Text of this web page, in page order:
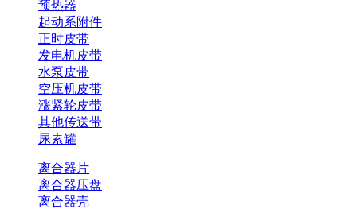
预热器
起动系附件
正时皮带
发电机皮带
水泵皮带
空压机皮带
涨紧轮皮带
其他传送带
尿素罐
离合器片
离合器压盘
离合器壳